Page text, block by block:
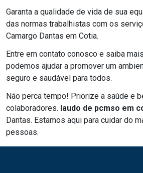
Garanta a qualidade de vida de sua
das normas trabalhistas com os
Camargo Dantas em Cotia.
Entre em contato conosco e saiba
podemos ajudar a promover um
seguro e saudável para todos.
Não perca tempo! Priorize a saúde e
colaboradores. laudo de pcmso em
Dantas. Estamos aqui para cuidar do
pessoas.